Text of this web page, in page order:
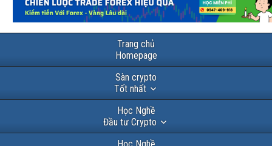
Trang chủ
Homepage
Sàn crypto
Tốt nhất
Học Nghề
Đầu tư Crypto